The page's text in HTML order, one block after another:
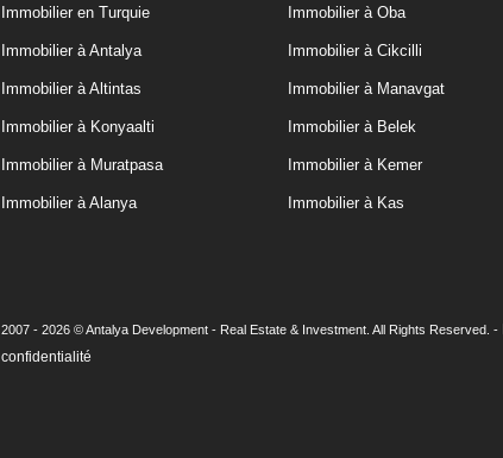
Immobilier en Turquie
Immobilier à Antalya
Immobilier à Altintas
Immobilier à Konyaalti
Immobilier à Muratpasa
Immobilier à Alanya
Immobilier à Oba
Immobilier à Cikcilli
Immobilier à Manavgat
Immobilier à Belek
Immobilier à Kemer
Immobilier à Kas
2007 - 2026 © Antalya Development - Real Estate & Investment. All Rights Reserved. -
confidentialité